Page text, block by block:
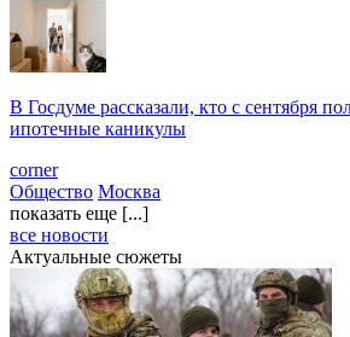
В Госдуме рассказали, кто с сентября
ипотечные каникулы
corner
Общество Москва
показать еще [...]
все новости
Актуальные сюжеты